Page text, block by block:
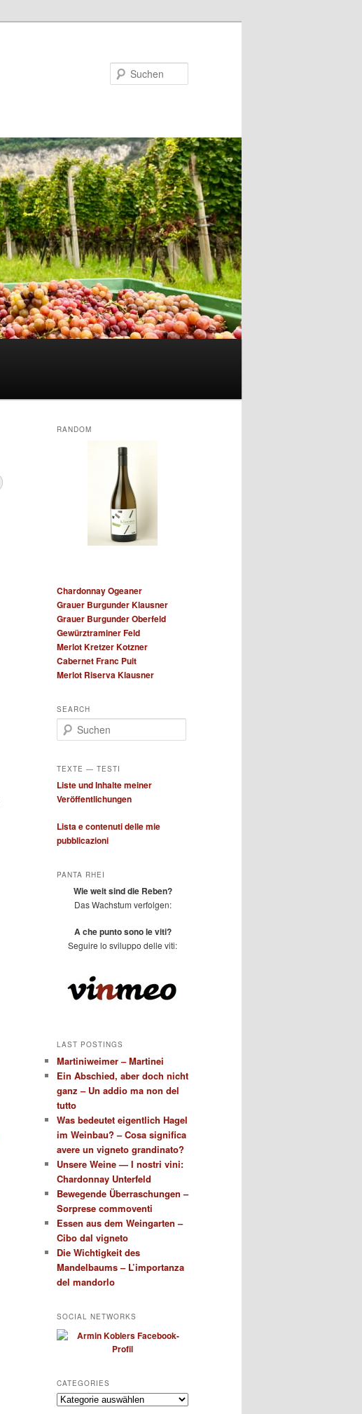
RANDOM
Chardonnay Ogeaner
Grauer Burgunder Klausner
Grauer Burgunder Oberfeld
Gewürztraminer Feld
Merlot Kretzer Kotzner
Cabernet Franc Puit
Merlot Riserva Klausner
SEARCH
u
h
n
TEXTE — TESTI
Liste und Inhalte meiner
Veröffentlichungen
Lista e contenuti delle mie
pubblicazioni
PANTA RHEI
Wie weit sind die Reben?
Das Wachstum verfolgen:
A che punto sono le viti?
Seguire lo sviluppo delle viti:
LAST POSTINGS
Martiniweimer – Martinei
Ein Abschied, aber doch nicht
ganz – Un addio ma non del
tutto
Was bedeutet eigentlich Hagel
im Weinbau? – Cosa significa
avere un vigneto grandinato?
Unsere Weine — I nostri vini:
Chardonnay Unterfeld
Bewegende Überraschungen –
Sorprese commoventi
Essen aus dem Weingarten –
Cibo dal vigneto
Die Wichtigkeit des
Mandelbaums – L’importanza
del mandorlo
SOCIAL NETWORKS
CATEGORIES
Categories